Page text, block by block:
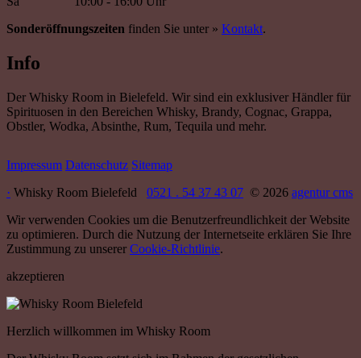
Sonderöffnungszeiten finden Sie unter » Kontakt.
Info
Der Whisky Room in Bielefeld. Wir sind ein exklusiver Händler für
Spirituosen in den Bereichen Whisky, Brandy, Cognac, Grappa,
Obstler, Wodka, Absinthe, Rum, Tequila und mehr.
Impressum Datenschutz Sitemap
· Whisky Room Bielefeld 0521 . 54 37 43 07 © 2026 agentur cms
Wir verwenden Cookies um die Benutzerfreundlichkeit der Website
zu optimieren. Durch die Nutzung der Internetseite erklären Sie Ihre
Zustimmung zu unserer Cookie-Richtlinie.
akzeptieren
Herzlich willkommen im Whisky Room